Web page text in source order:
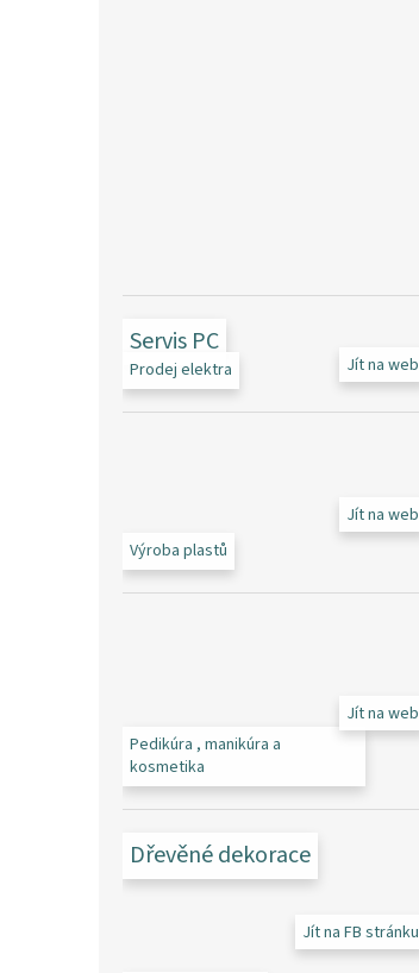
Servis PC
Prodej elektra Jít na web
Výroba plastů
Jít na web
Pedikúra , manikúra a
kosmetika
Jít na web
Dřevěné dekorace
Jít na FB stránku